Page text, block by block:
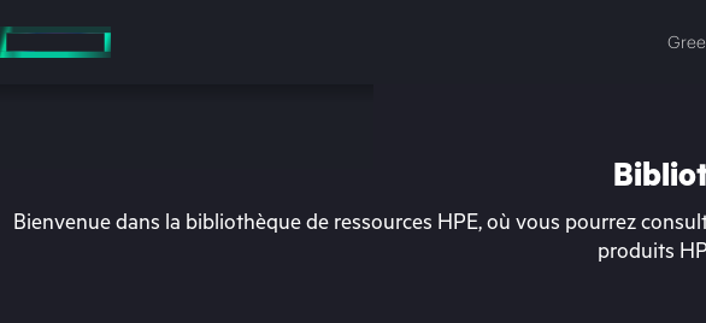
au
contenu
Bienvenue dans la bibliothèque de ressources HPE, où vous pourrez
produits